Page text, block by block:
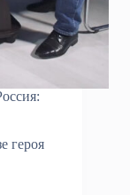
героя